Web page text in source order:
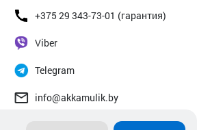
+375 29 343-73-01 (гарантия)
Viber
Telegram
info@akkamulik.by